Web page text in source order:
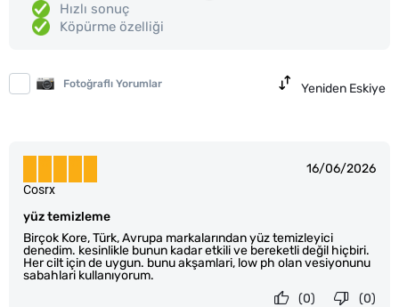
Hızlı sonuç
Köpürme özelliği
Fotoğraflı Yorumlar Yeniden Eskiye
16/06/2026
yüz temizleme
Birçok Kore, Türk, Avrupa markalarından yüz temizleyici
denedim. kesinlikle bunun kadar etkili ve bereketli değil hiçbiri.
Her cilt için de uygun. bunu akşamlari, low ph olan vesiyonunu
sabahlari kullanıyorum.
Cosrx
(0)
(0)